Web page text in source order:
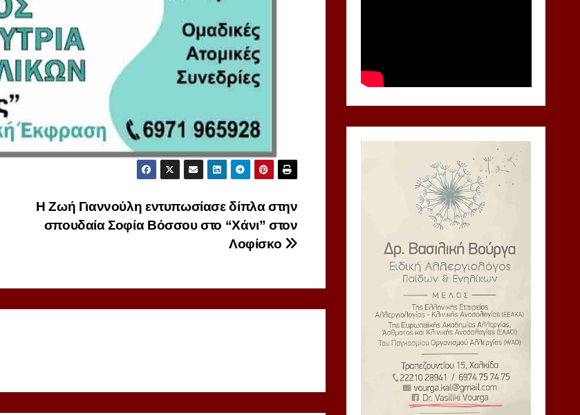
Η Ζωή Γιαννούλη εντυπωσίασε δίπλα στην
σπουδαία Σοφία Βόσσου στο “Χάνι” στον
Λοφίσκο